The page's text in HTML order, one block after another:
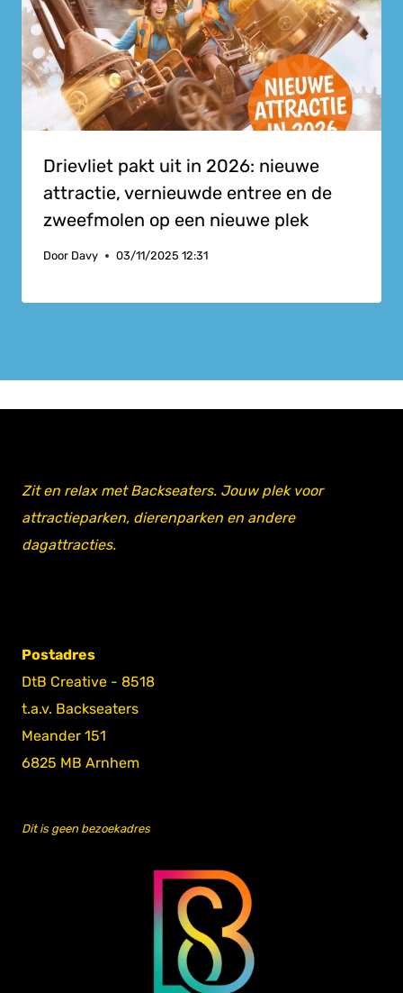
Drievliet pakt uit in 2026: nieuwe
attractie, vernieuwde entree en de
zweefmolen op een nieuwe plek
Door Davy 03/11/2025 12:31
Zit en relax met Backseaters. Jouw plek voor
attractieparken, dierenparken en andere
dagattracties.
Postadres
DtB Creative - 8518
t.a.v. Backseaters
Meander 151
6825 MB Arnhem
Dit is geen bezoekadres